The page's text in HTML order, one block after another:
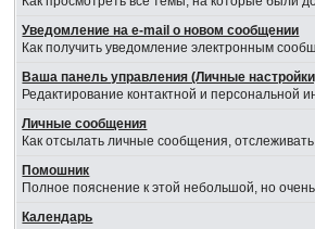
Уведомление на е-mail о новом сообщении
Как получить уведомление электронным
Ваша панель управления (Личные
Редактирование контактной и
Личные сообщения
Как отсылать личные сообщения,
Помошник
Полное пояснение к этой небольшой, но
Календарь